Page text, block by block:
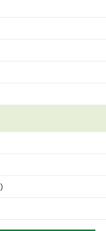
）